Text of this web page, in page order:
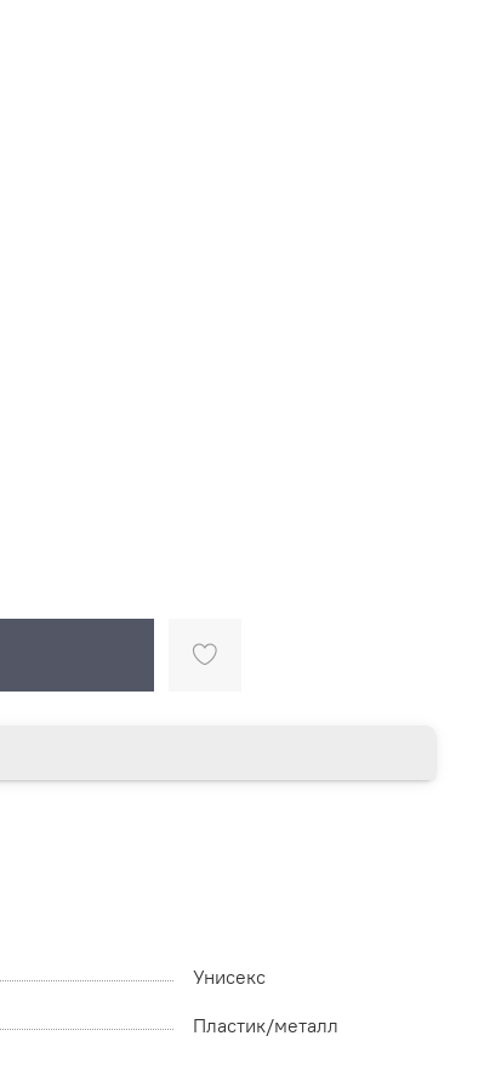
Унисекс
Пластик/металл